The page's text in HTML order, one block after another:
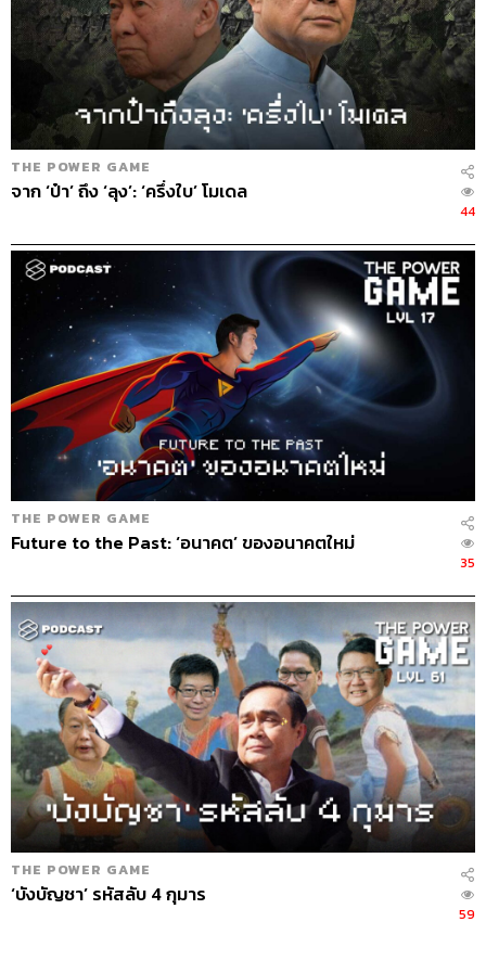
THE POWER GAME
จาก ‘ป๋า’ ถึง ‘ลุง’: ‘ครึ่งใบ’ โมเดล
44
THE POWER GAME
Future to the Past: ‘อนาคต’ ของอนาคตใหม่
35
THE POWER GAME
‘บังบัญชา’ รหัสลับ 4 กุมาร
59